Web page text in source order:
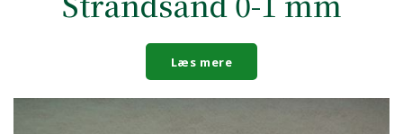
Læs mere